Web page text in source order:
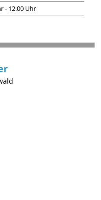
- 12.00 Uhr